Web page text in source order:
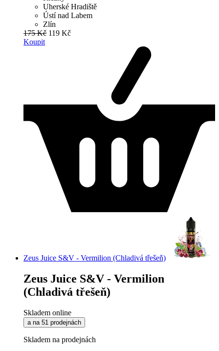
Uherské Hradiště
Ústí nad Labem
Zlín
175 Kč 119 Kč
Koupit
Zeus Juice S&V - Vermilion (Chladivá třešeň)
Zeus Juice S&V - Vermilion
(Chladivá třešeň)
Skladem online
a na 51 prodejnách
Skladem na prodejnách